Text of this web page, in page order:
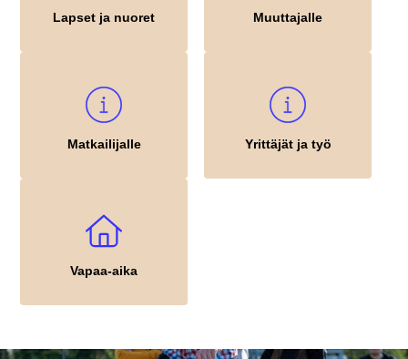
Lapset ja nuoret Muuttajalle
Matkailijalle Yrittäjät ja työ
Vapaa-aika